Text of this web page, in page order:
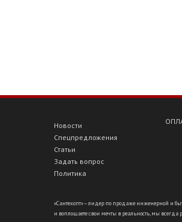
Новости
Спецпредложения
Статьи
Задать вопрос
Политика
«Сантехопт» – лидер по продаже инженерной и
и воплощаете свои мечты в реальность, мы всегда